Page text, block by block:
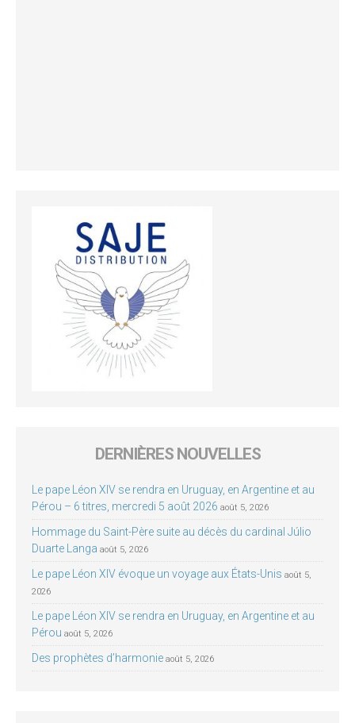
DERNIÈRES NOUVELLES
Le pape Léon XIV se rendra en Uruguay, en Argentine et au
Pérou – 6 titres, mercredi 5 août 2026 août 5, 2026
Hommage du Saint-Père suite au décès du cardinal Júlio
Duarte Langa août 5, 2026
Le pape Léon XIV évoque un voyage aux États-Unis août 5,
2026
Le pape Léon XIV se rendra en Uruguay, en Argentine et au
Pérou août 5, 2026
Des prophètes d’harmonie août 5, 2026